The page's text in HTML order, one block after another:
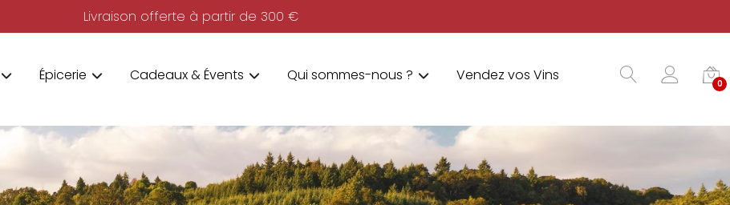
Livraison offerte à partir de 300 €
Épicerie Cadeaux & Évents Qui sommes-nous ? Vendez vos Vins 0